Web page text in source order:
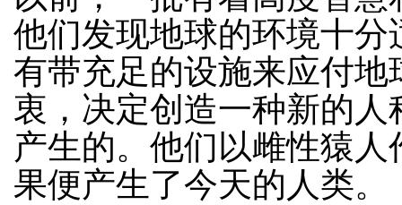
他们发现地球的环境十
有带充足的设施来应付
衷，决定创造一种新的
产生的。他们以雌性猿
果便产生了今天的人类。